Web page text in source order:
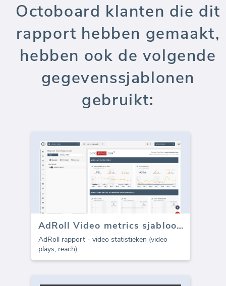
Octoboard klanten die dit
rapport hebben gemaakt,
hebben ook de volgende
gegevenssjablonen
gebruikt:
AdRoll Video metrics sjabloon (Rapport)
AdRoll rapport - video statistieken (video
plays, reach)